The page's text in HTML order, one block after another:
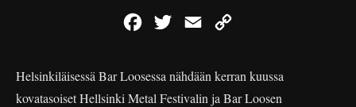
FacebookTwitterEmail
Helsinkiläisessä Bar Loosessa nähdään kerran kuussa
kovatasoiset Hellsinki Metal Festivalin ja Bar Loosen